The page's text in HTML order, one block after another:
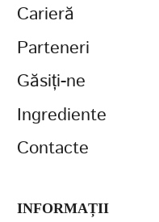
Carieră
Parteneri
Găsiți-ne
Ingrediente
Contacte
INFORMAȚII